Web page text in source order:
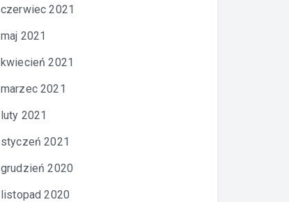
czerwiec 2021
maj 2021
kwiecień 2021
marzec 2021
luty 2021
styczeń 2021
grudzień 2020
listopad 2020